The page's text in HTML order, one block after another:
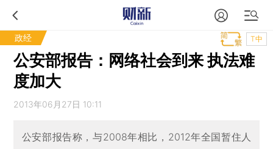
政经 T中
公安部报告：网络社会到来 执法难
度加大
2013年06月27日 10:11
公安部报告称，与2008年相比，2012年全国暂住人